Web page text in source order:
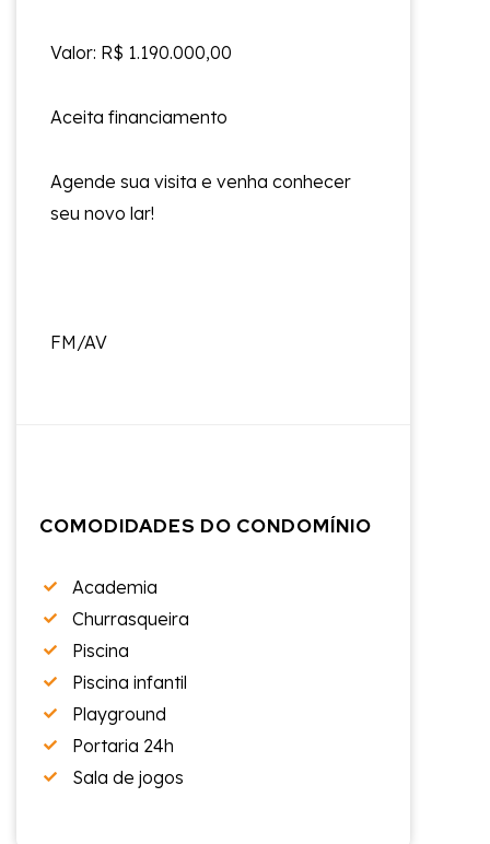
Valor: R$ 1.190.000,00
Aceita financiamento
Agende sua visita e venha conhecer
seu novo lar!
FM/AV
COMODIDADES DO CONDOMÍNIO
Academia
Churrasqueira
Piscina
Piscina infantil
Playground
Portaria 24h
Sala de jogos